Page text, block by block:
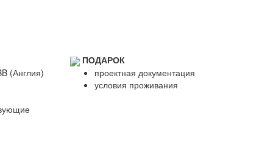
(Англия)
ПОДАРОК
проектная документация
условия проживания